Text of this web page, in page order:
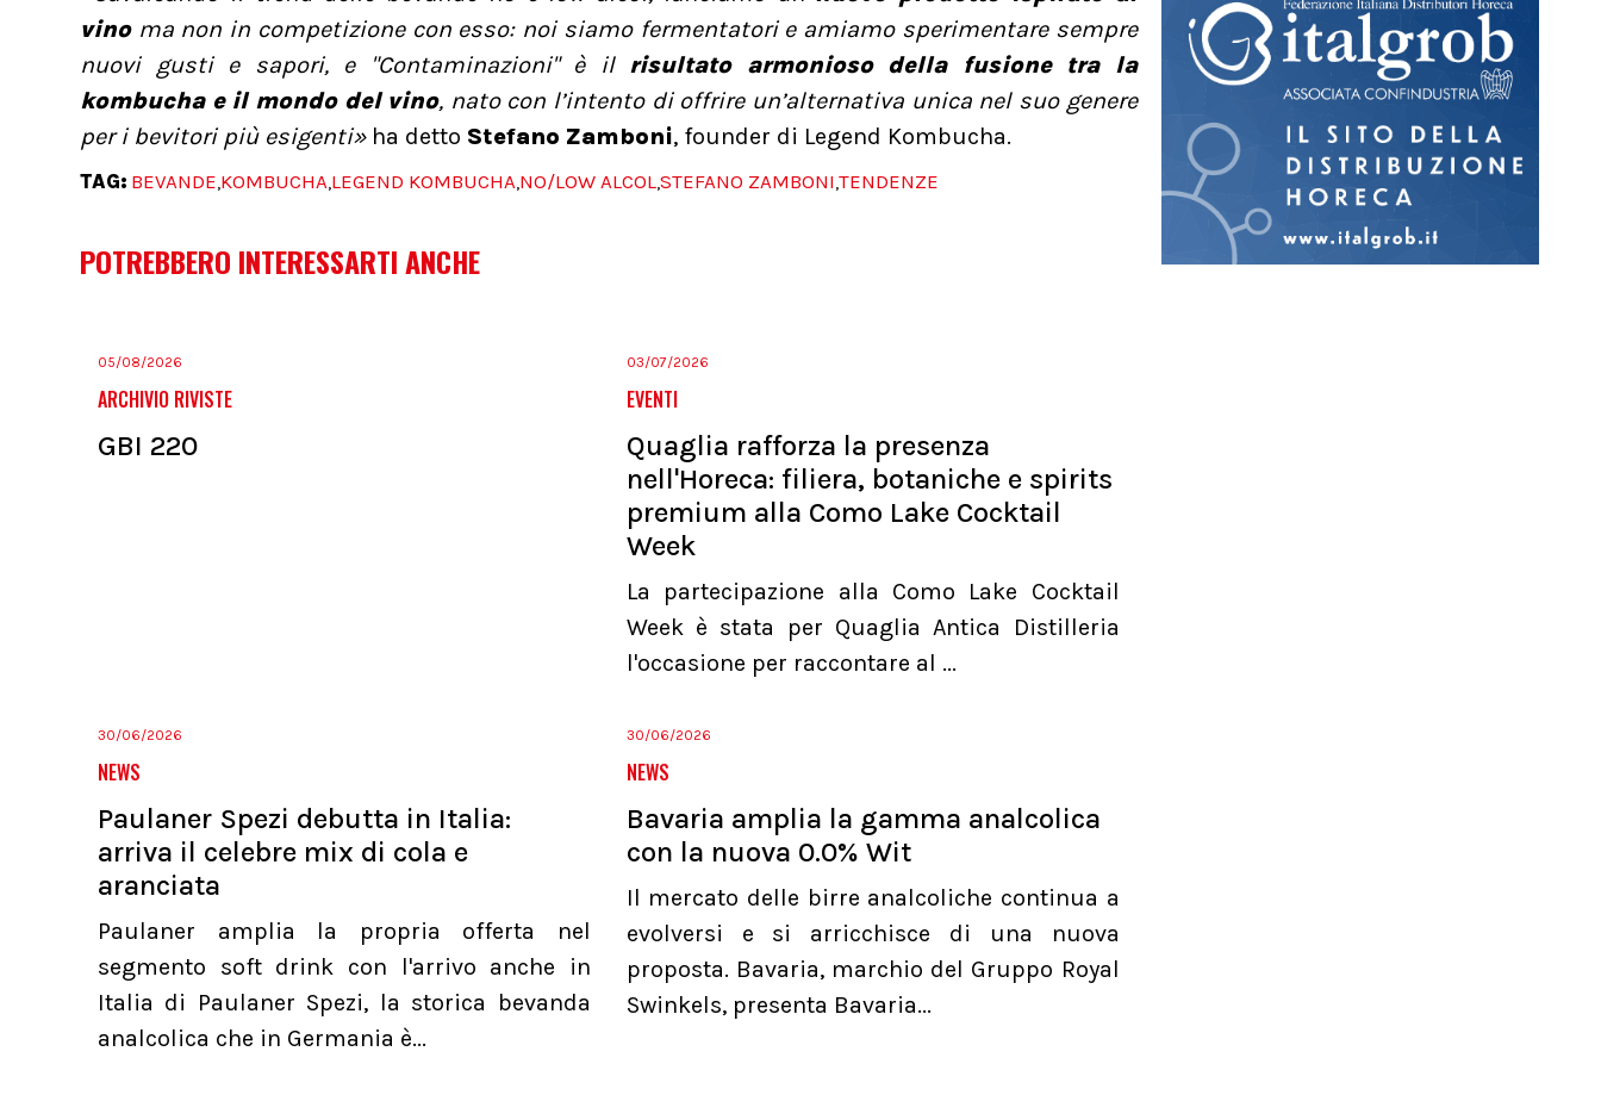
vinoma non in competizione con esso: noi siamo fermentatori e amiamo sperimentare sempre
nuovi gusti e sapori, e "Contaminazioni" è il risultato armonioso della fusione tra la
kombucha e il mondo del vino, nato con l’intento di offrire un’alternativa unica nel suo genere
per i bevitori più esigenti»ha detto Stefano Zamboni, founder di Legend Kombucha.
TAG: BEVANDE,KOMBUCHA,LEGEND KOMBUCHA,NO/LOW ALCOL,STEFANO ZAMBONI,TENDENZE
POTREBBERO INTERESSARTI ANCHE
05/08/2026
ARCHIVIO RIVISTE
GBI 220
03/07/2026
EVENTI
Quaglia rafforza la presenza
nell'Horeca: filiera, botaniche e spirits
premium alla Como Lake Cocktail
Week
La partecipazione alla Como Lake Cocktail
Week è stata per Quaglia Antica Distilleria
l'occasione per raccontare al ...
30/06/2026
NEWS
Paulaner Spezi debutta in Italia:
arriva il celebre mix di cola e
aranciata
Paulaner amplia la propria offerta nel
segmento soft drink con l'arrivo anche in
Italia di Paulaner Spezi, la storica bevanda
analcolica che in Germania è...
30/06/2026
NEWS
Bavaria amplia la gamma analcolica
con la nuova 0.0% Wit
Il mercato delle birre analcoliche continua a
evolversi e si arricchisce di una nuova
proposta. Bavaria, marchio del Gruppo Royal
Swinkels, presenta Bavaria...